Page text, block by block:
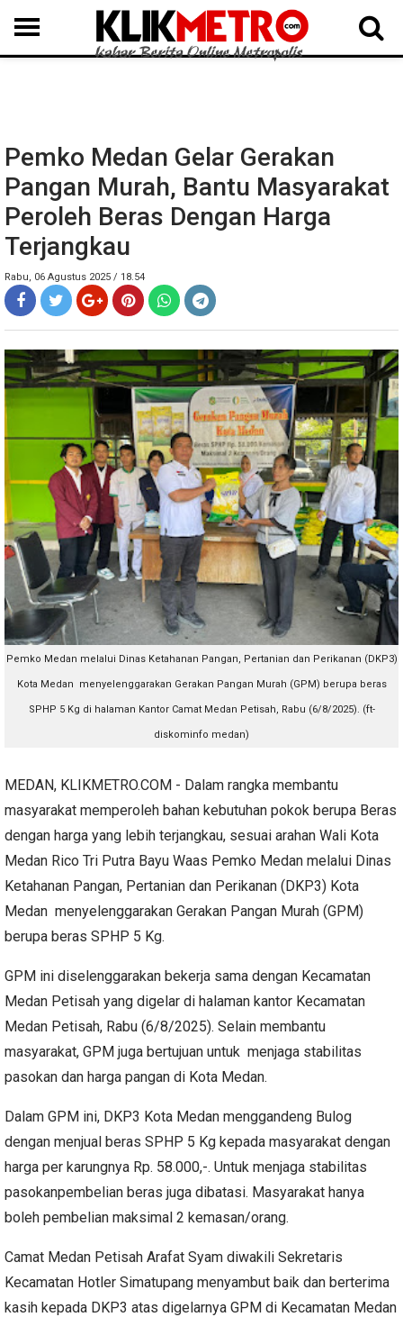
MEDAN LANGKAT DAIRI SAMOSIR TAPUT BATUBARA DELISERDANG
Pemko Medan Gelar Gerakan
Pangan Murah, Bantu Masyarakat
Peroleh Beras Dengan Harga
Terjangkau
Rabu, 06 Agustus 2025 / 18.54
Pemko Medan melalui Dinas Ketahanan Pangan, Pertanian dan Perikanan (DKP3)
Kota Medan menyelenggarakan Gerakan Pangan Murah (GPM) berupa beras
SPHP 5 Kg di halaman Kantor Camat Medan Petisah, Rabu (6/8/2025). (ft-
diskominfo medan)
MEDAN, KLIKMETRO.COM - Dalam rangka membantu
masyarakat memperoleh bahan kebutuhan pokok berupa Beras
dengan harga yang lebih terjangkau, sesuai arahan Wali Kota
Medan Rico Tri Putra Bayu Waas Pemko Medan melalui Dinas
Ketahanan Pangan, Pertanian dan Perikanan (DKP3) Kota
Medan menyelenggarakan Gerakan Pangan Murah (GPM)
berupa beras SPHP 5 Kg.
GPM ini diselenggarakan bekerja sama dengan Kecamatan
Medan Petisah yang digelar di halaman kantor Kecamatan
Medan Petisah, Rabu (6/8/2025). Selain membantu
masyarakat, GPM juga bertujuan untuk menjaga stabilitas
pasokan dan harga pangan di Kota Medan.
Dalam GPM ini, DKP3 Kota Medan menggandeng Bulog
dengan menjual beras SPHP 5 Kg kepada masyarakat dengan
harga per karungnya Rp. 58.000,-. Untuk menjaga stabilitas
pasokanpembelian beras juga dibatasi. Masyarakat hanya
boleh pembelian maksimal 2 kemasan/orang.
Camat Medan Petisah Arafat Syam diwakili Sekretaris
Kecamatan Hotler Simatupang menyambut baik dan berterima
kasih kepada DKP3 atas digelarnya GPM di Kecamatan Medan